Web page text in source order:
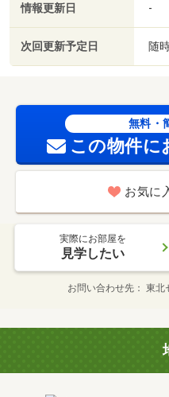
情報更新日 -
次回更新予定日 随
無料・
この物件に
お気に
実際にお部屋を
見学したい
お問い合わせ先 東北